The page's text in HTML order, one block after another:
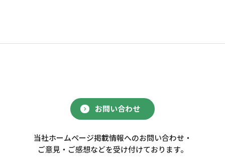
お問い合わせ
当社ホームページ掲載情報へのお問い合わせ・
ご意見・ご感想などを受け付けております。